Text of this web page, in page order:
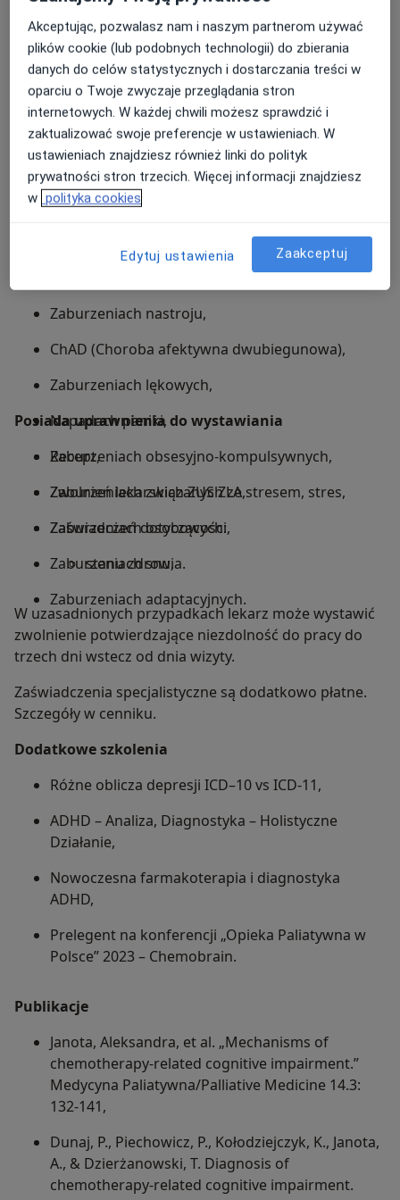
Praca w Poradni Zdrowia Psychicznego w
Warszawie.
Specjalność: Psychiatra Warszawa.
Gdzie przyjmuje lek. Aleksandra Janota-Strus?
Poradnia zdrowia psychicznego PsychoMedic w
Warszawie, ul. Boya-Żeleńskiego 6. Możliwe są również
konsultacje psychiatryczne online.
Specjalizuje się w
Zaburzeniach neurorozwojowych [spektrum
Schizofrenii i innych zaburzeniach
Zaburzeniach nastroju,
ChAD (Choroba afektywna dwubiegunowa),
Zaburzeniach lękowych,
Napadach paniki,
Zaburzeniach obsesyjno-kompulsywnych,
Zaburzeniach związanych ze stresem, stres,
Zaburzeniach osobowości,
Zaburzeniach snu,
Zaburzeniach adaptacyjnych.
Posiada uprawnienia do wystawiania
Recept,
Zwolnień lekarskich ZUS ZLA,
Zaświadczeń dotyczących:
stanu zdrowia.
W uzasadnionych przypadkach lekarz może wystawić
zwolnienie potwierdzające niezdolność do pracy do
trzech dni wstecz od dnia wizyty.
Zaświadczenia specjalistyczne są dodatkowo płatne.
Szczegóły w cenniku.
Dodatkowe szkolenia
Różne oblicza depresji ICD–10 vs ICD-11,
ADHD – Analiza, Diagnostyka – Holistyczne
Działanie,
Nowoczesna farmakoterapia i diagnostyka
ADHD,
Prelegent na konferencji „Opieka Paliatywna w
Polsce” 2023 – Chemobrain.
Publikacje
Janota, Aleksandra, et al. „Mechanisms of
chemotherapy-related cognitive impairment.”
Medycyna Paliatywna/Palliative Medicine 14.3:
132-141,
Dunaj, P., Piechowicz, P., Kołodziejczyk, K., Janota,
A., & Dzierżanowski, T. Diagnosis of
chemotherapy-related cognitive impairment.
Akceptując, pozwalasz nam i naszym partnerom używać
plików cookie (lub podobnych technologii) do zbierania
danych do celów statystycznych i dostarczania treści w
oparciu o Twoje zwyczaje przeglądania stron
internetowych. W każdej chwili możesz sprawdzić i
zaktualizować swoje preferencje w ustawieniach. W
ustawieniach znajdziesz również linki do polityk
prywatności stron trzecich. Więcej informacji znajdziesz
w polityka cookies
Edytuj ustawienia Zaakceptuj